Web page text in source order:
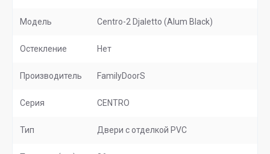
Модель Centro-2 Djaletto (Alum Black)
Остекление Нет
Производитель FamilyDoorS
Серия CENTRO
Тип Двери с отделкой PVC